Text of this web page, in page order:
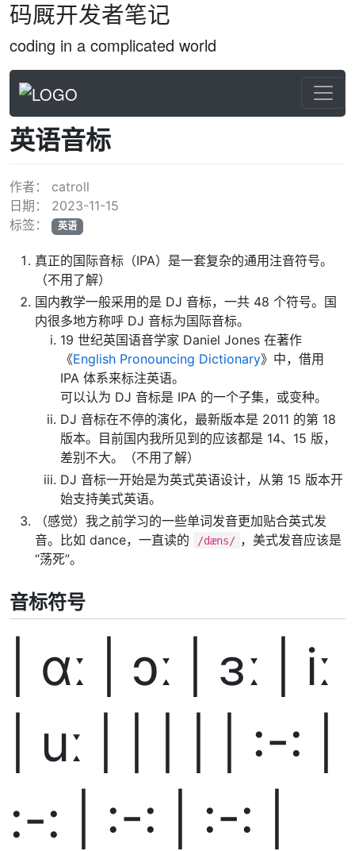
码厩开发者笔记
coding in a complicated world
英语音标
作者： catroll
日期： 2023-11-15
标签：
英语
真正的国际音标（IPA）是一套复杂的通用注音符号。
（不用了解）
国内教学一般采用的是 DJ 音标，一共 48 个符号。国
内很多地方称呼 DJ 音标为国际音标。
19 世纪英国语音学家 Daniel Jones 在著作
《English Pronouncing Dictionary》中，借用
IPA 体系来标注英语。
可以认为 DJ 音标是 IPA 的一个子集，或变种。
DJ 音标在不停的演化，最新版本是 2011 的第 18
版本。目前国内我所见到的应该都是 14、15 版，
差别不大。（不用了解）
DJ 音标一开始是为英式英语设计，从第 15 版本开
始支持美式英语。
（感觉）我之前学习的一些单词发音更加贴合英式发
音。比如 dance，一直读的
/dæns/ ，美式发音应该是
“荡死”。
音标符号
| ɑː | ɔː | ɜː | iː
| uː | | | | | :-: |
:-: | :-: | :-: |